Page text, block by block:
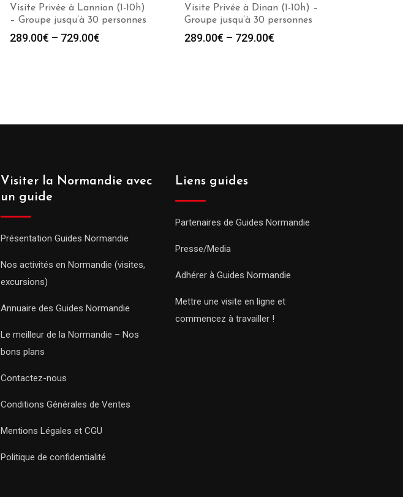
Visite Privée à Lannion (1-10h)
– Groupe jusqu’à 30 personnes
289.00€ – 729.00€
Visite Privée à Dinan (1-10h) –
Groupe jusqu’à 30 personnes
289.00€ – 729.00€
Visiter la Normandie avec
un guide
Présentation Guides Normandie
Nos activités en Normandie (visites,
excursions)
Annuaire des Guides Normandie
Le meilleur de la Normandie – Nos
bons plans
Contactez-nous
Conditions Générales de Ventes
Mentions Légales et CGU
Politique de confidentialité
Liens guides
Partenaires de Guides Normandie
Presse/Media
Adhérer à Guides Normandie
Mettre une visite en ligne et
commencez à travailler !